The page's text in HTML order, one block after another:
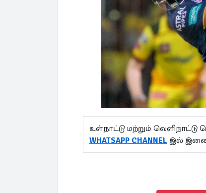
உள்நாட்டு மற்றும்
WHATSAPP CHANNEL இல்